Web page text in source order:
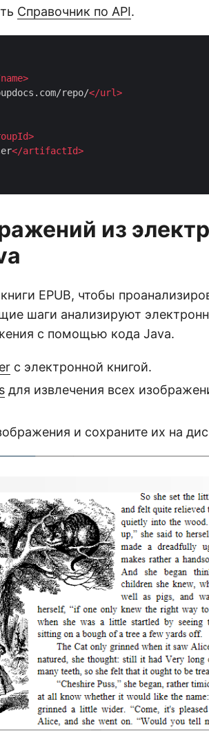
Справочник по API.
name>
repo/</url>
>
</artifactId>
из
EPUB, чтобы
шаги анализируют
с помощью кода Java.
с электронной книгой.
для извлечения всех
и сохраните их на